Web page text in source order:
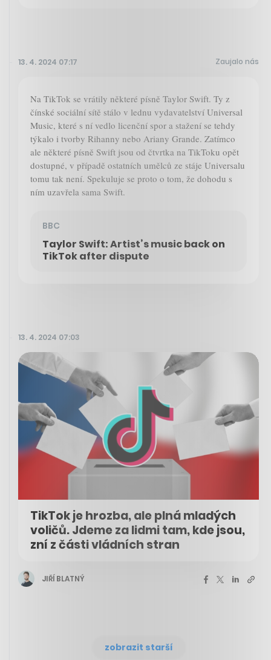
13. 4. 2024 07:17 Zaujalo nás
Na TikTok se vrátily některé písně Taylor Swift. Ty z
čínské sociální sítě stálo v lednu vydavatelství Universal
Music, které s ní vedlo licenční spor a stažení se tehdy
týkalo i tvorby Rihanny nebo Ariany Grande. Zatímco
ale některé písně Swift jsou od čtvrtka na TikToku opět
dostupné, v případě ostatních umělců ze stáje Universalu
tomu tak není. Spekuluje se proto o tom, že dohodu s
ním uzavřela sama Swift.
BBC
Taylor Swift: Artist’s music back on
TikTok after dispute
13. 4. 2024 07:03
TikTok je hrozba, ale plná mladých
voličů. Jdeme za lidmi tam, kde jsou,
zní z části vládních stran
JIŘÍ BLATNÝ
zobrazit starší